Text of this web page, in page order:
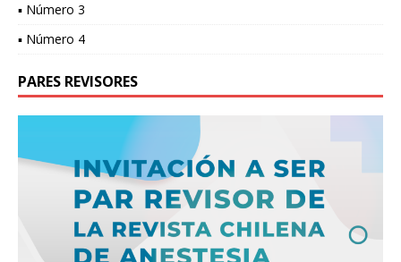
▪ Número 3
▪ Número 4
PARES REVISORES